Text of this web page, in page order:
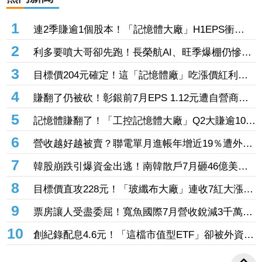
1
連2季賺逾1個股本！「記憶體大廠」H1EPS衝
20.87元 股價卻殺至跌停鎖死
2
利多要噴大哥卻先跑！長榮航AI、旺季爆棚仍慘冠
賣超王 「這檔鋼鐵」７月營收年增46%也不被買
單
3
目標價204元確定！這「記憶體廠」吃漲價紅利、
Q2毛利率衝70% 全年營運看旺
4
賺翻了仍被砍！彰銀前7月EPS 1.12元遭自營商照
殺2.33億淪賣超王 「這檔記憶體」營收創高也遭
倒
5
記憶體賺翻了！「工控記憶體大廠」Q2大賺逾10股
本、H1EPS達166.45元 7月營收續旺再迎年月雙
增
6
營收越好越被賣？聯電單月進帳年增近19％遭外資
「砍到見骨」 台塑4寶「這檔」營收刷49個月新
高也挨刀
7
韓股崩跌引爆資金出逃！南韓散戶7月砸46億美元
「錢」進美股
8
目標價直攻228元！「玻纖布大廠」連收7紅大漲
32.86% 投信單周撒16.7億元、掃入近萬張
9
票房讓人受盡委屈！寬魚國際7月營收銳減3千萬原
因曝「王心凌票房＞楊丞琳」 網笑翻：是吃了誠
實果實嗎
10
創紀錄配息4.6元！「這檔市值型ETF」卻被外資單
周大砍3.4萬張 00923豪配3.05元同被抽回2億元